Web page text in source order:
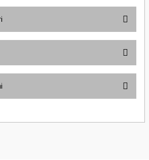
öneri formunu kullanarak tarafımıza